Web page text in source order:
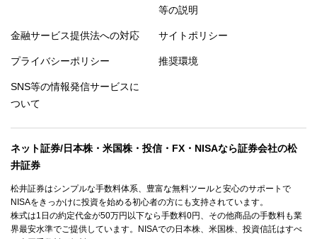
等の説明
金融サービス提供法への対応 サイトポリシー
プライバシーポリシー 推奨環境
SNS等の情報発信サービスに
ついて
ネット証券/日本株・米国株・投信・FX・NISAなら証券会社の松
井証券
松井証券はシンプルな手数料体系、豊富な無料ツールと安心のサポートで
NISAをきっかけに投資を始める初心者の方にも支持されています。
株式は1日の約定代金が50万円以下なら手数料0円、その他商品の手数料も業
界最安水準でご提供しています。NISAでの日本株、米国株、投資信託はすべ